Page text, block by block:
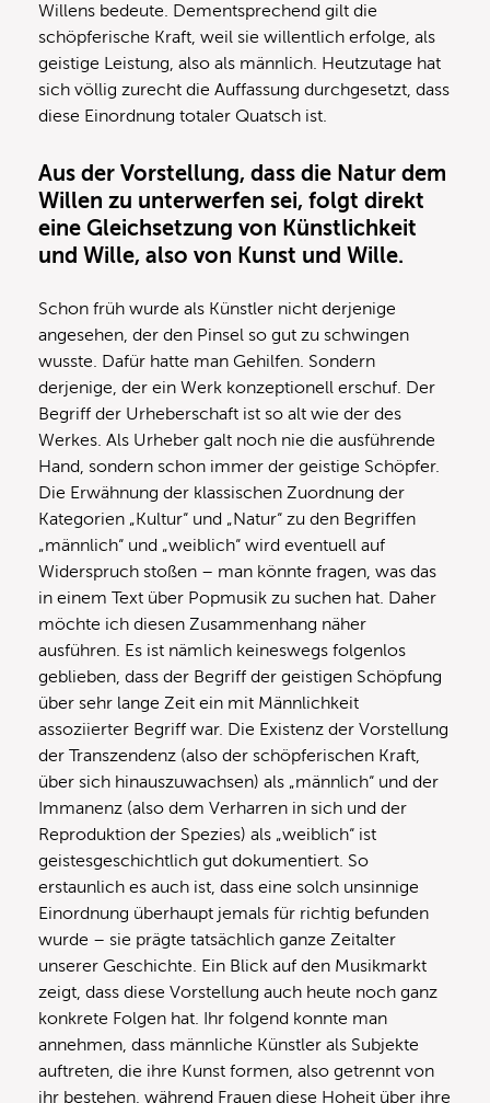
Willens bedeute. Dementsprechend gilt die
schöpferische Kraft, weil sie willentlich erfolge, als
geistige Leistung, also als männlich. Heutzutage hat
sich völlig zurecht die Auffassung durchgesetzt, dass
diese Einordnung totaler Quatsch ist.
Aus der Vorstellung, dass die Natur dem
Willen zu unterwerfen sei, folgt direkt
eine Gleichsetzung von Künstlichkeit
und Wille, also von Kunst und Wille.
Schon früh wurde als Künstler nicht derjenige
angesehen, der den Pinsel so gut zu schwingen
wusste. Dafür hatte man Gehilfen. Sondern
derjenige, der ein Werk konzeptionell erschuf. Der
Begriff der Urheberschaft ist so alt wie der des
Werkes. Als Urheber galt noch nie die ausführende
Hand, sondern schon immer der geistige Schöpfer.
Die Erwähnung der klassischen Zuordnung der
Kategorien „Kultur“ und „Natur“ zu den Begriffen
„männlich“ und „weiblich“ wird eventuell auf
Widerspruch stoßen – man könnte fragen, was das
in einem Text über Popmusik zu suchen hat. Daher
möchte ich diesen Zusammenhang näher
ausführen. Es ist nämlich keineswegs folgenlos
geblieben, dass der Begriff der geistigen Schöpfung
über sehr lange Zeit ein mit Männlichkeit
assoziierter Begriff war. Die Existenz der Vorstellung
der Transzendenz (also der schöpferischen Kraft,
über sich hinauszuwachsen) als „männlich“ und der
Immanenz (also dem Verharren in sich und der
Reproduktion der Spezies) als „weiblich“ ist
geistesgeschichtlich gut dokumentiert. So
erstaunlich es auch ist, dass eine solch unsinnige
Einordnung überhaupt jemals für richtig befunden
wurde – sie prägte tatsächlich ganze Zeitalter
unserer Geschichte. Ein Blick auf den Musikmarkt
zeigt, dass diese Vorstellung auch heute noch ganz
konkrete Folgen hat. Ihr folgend konnte man
annehmen, dass männliche Künstler als Subjekte
auftreten, die ihre Kunst formen, also getrennt von
ihr bestehen, während Frauen diese Hoheit über ihre